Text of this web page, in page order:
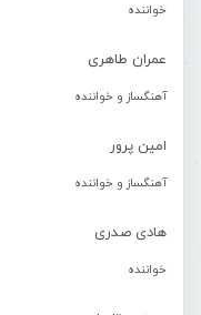
خواننده
عمران طاهری
آهنگساز و خواننده
امین پرور
آهنگساز و خواننده
هادی صدری
خواننده